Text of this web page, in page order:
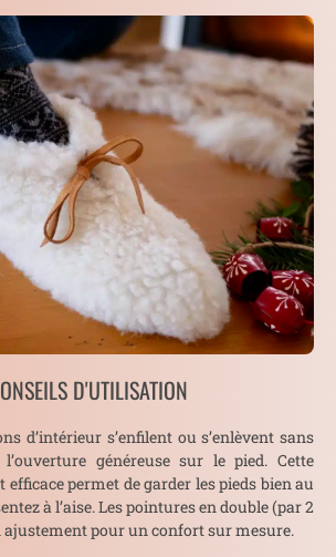
D'UTILISATION
d’intérieur s’enfilent ou s’enlèvent sans
généreuse sur le pied. Cette
permet de garder les pieds bien au
à l’aise. Les pointures en double (par 2
pour un confort sur mesure.